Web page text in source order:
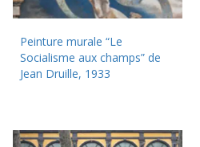
Peinture murale “Le
Socialisme aux champs” de
Jean Druille, 1933